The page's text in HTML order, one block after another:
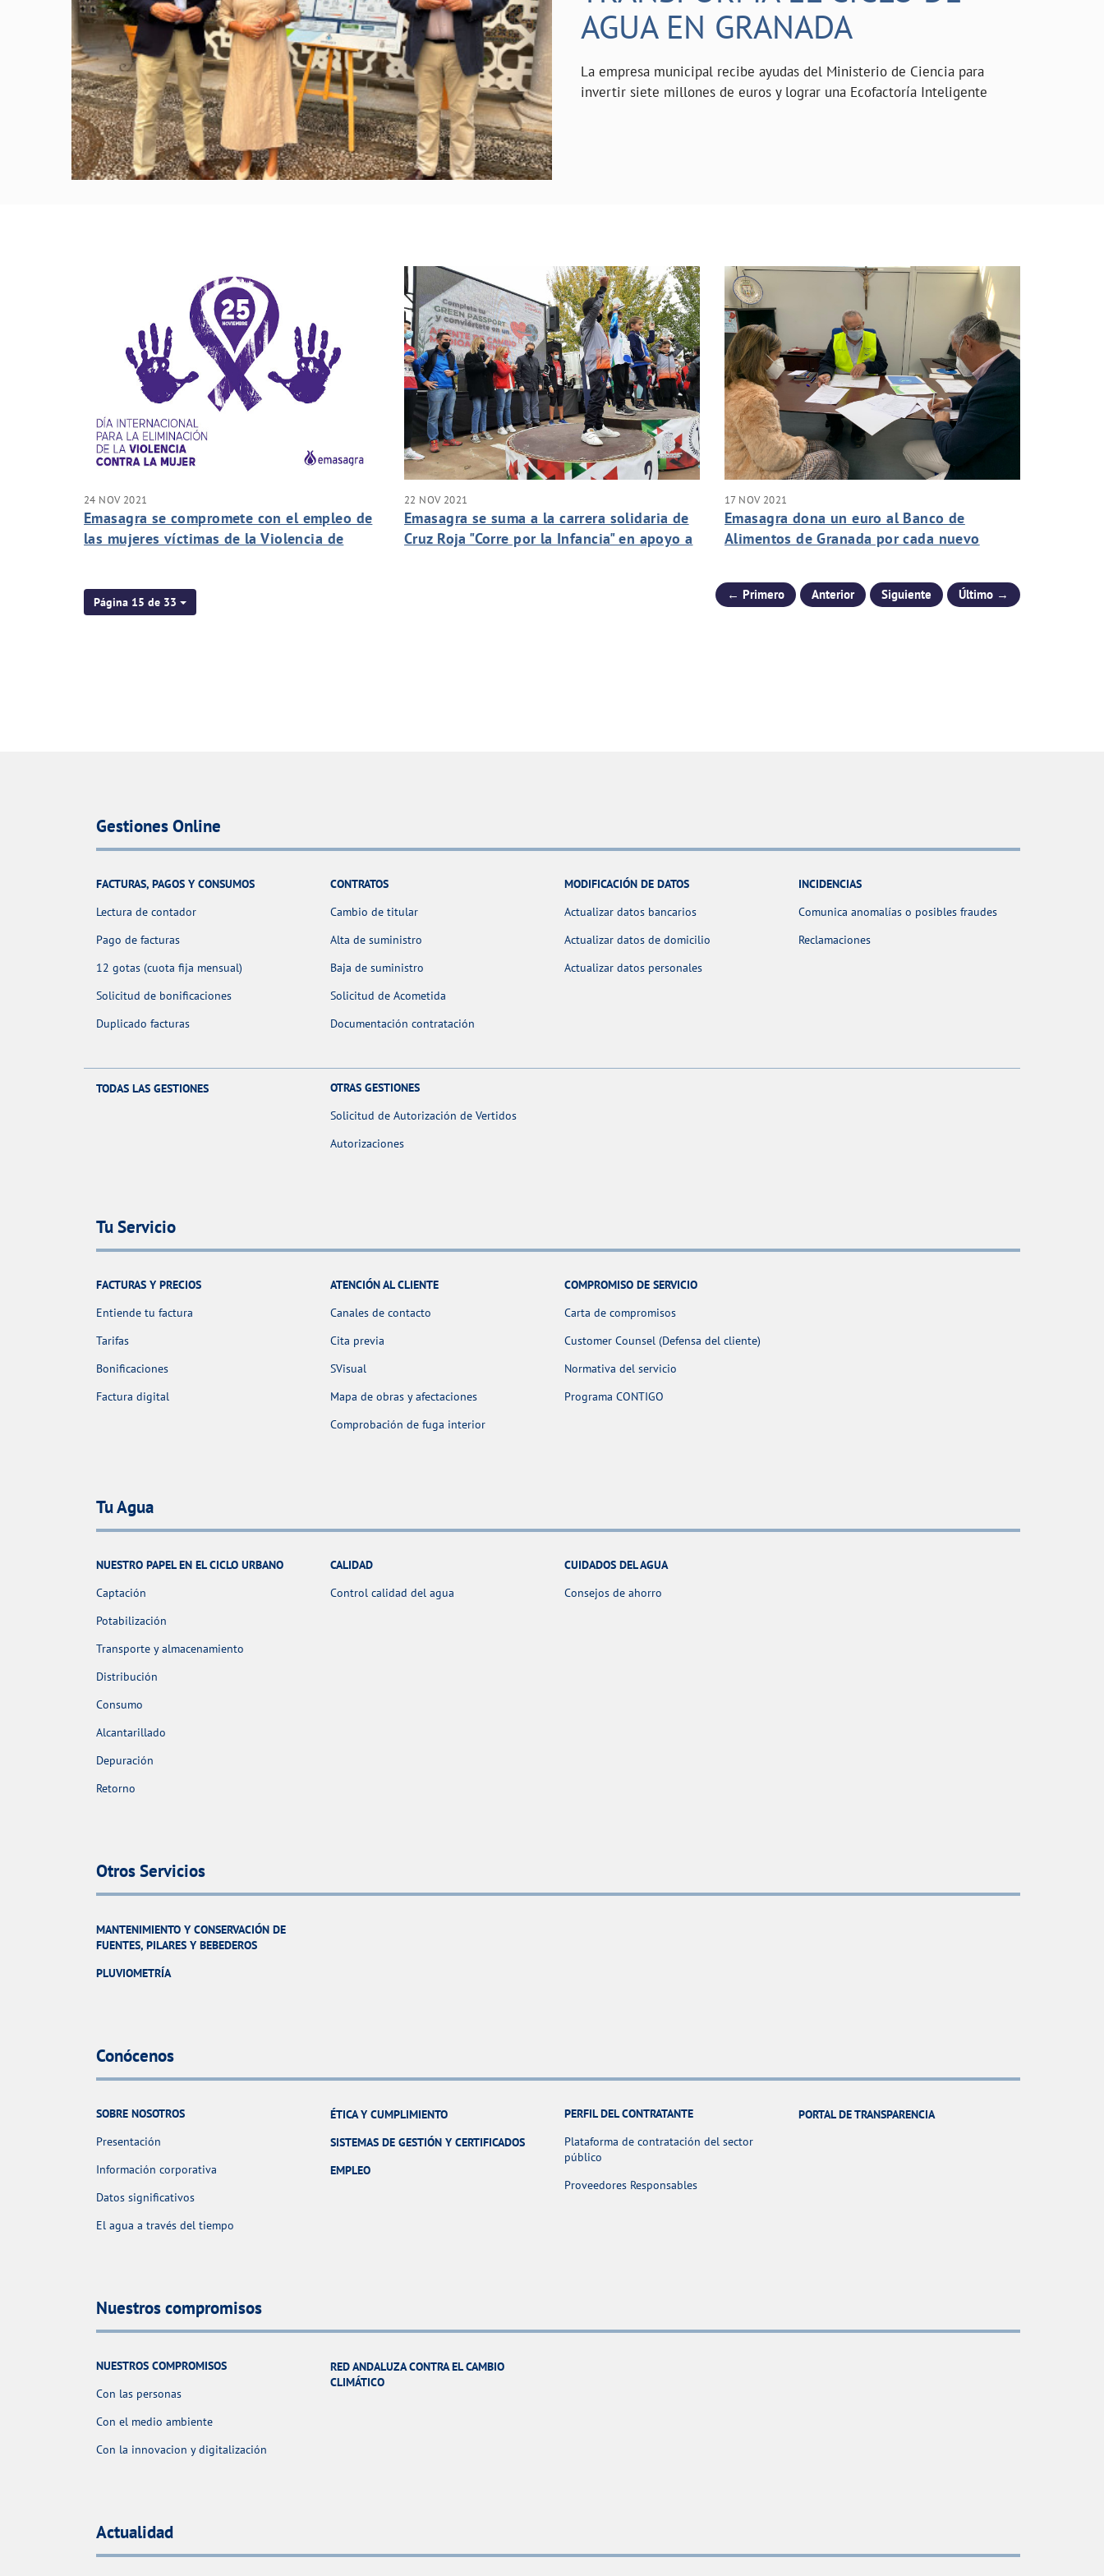
AGUA EN GRANADA
La empresa municipal recibe ayudas del Ministerio de Ciencia para
invertir siete millones de euros y lograr una Ecofactoría Inteligente
24 NOV 2021
Emasagra se compromete con el empleo de
las mujeres víctimas de la Violencia de
22 NOV 2021
Emasagra se suma a la carrera solidaria de
Cruz Roja "Corre por la Infancia" en apoyo a
17 NOV 2021
Emasagra dona un euro al Banco de
Alimentos de Granada por cada nuevo
Página 15 de 33
← Primero Anterior Siguiente Último →
Gestiones Online
FACTURAS, PAGOS Y CONSUMOS
Lectura de contador
Pago de facturas
12 gotas (cuota fija mensual)
Solicitud de bonificaciones
Duplicado facturas
CONTRATOS
Cambio de titular
Alta de suministro
Baja de suministro
Solicitud de Acometida
Documentación contratación
MODIFICACIÓN DE DATOS
Actualizar datos bancarios
Actualizar datos de domicilio
Actualizar datos personales
INCIDENCIAS
Comunica anomalías o posibles fraudes
Reclamaciones
TODAS LAS GESTIONES
OTRAS GESTIONES
Solicitud de Autorización de Vertidos
Autorizaciones
Tu Servicio
FACTURAS Y PRECIOS
Entiende tu factura
Tarifas
Bonificaciones
Factura digital
ATENCIÓN AL CLIENTE
Canales de contacto
Cita previa
SVisual
Mapa de obras y afectaciones
Comprobación de fuga interior
COMPROMISO DE SERVICIO
Carta de compromisos
Customer Counsel (Defensa del cliente)
Normativa del servicio
Programa CONTIGO
Tu Agua
NUESTRO PAPEL EN EL CICLO URBANO
Captación
Potabilización
Transporte y almacenamiento
Distribución
Consumo
Alcantarillado
Depuración
Retorno
CALIDAD
Control calidad del agua
CUIDADOS DEL AGUA
Consejos de ahorro
Otros Servicios
MANTENIMIENTO Y CONSERVACIÓN DE
FUENTES, PILARES Y BEBEDEROS
PLUVIOMETRÍA
Conócenos
SOBRE NOSOTROS
Presentación
Información corporativa
Datos significativos
El agua a través del tiempo
ÉTICA Y CUMPLIMIENTO
SISTEMAS DE GESTIÓN Y CERTIFICADOS
EMPLEO
PERFIL DEL CONTRATANTE
Plataforma de contratación del sector
público
Proveedores Responsables
PORTAL DE TRANSPARENCIA
Nuestros compromisos
NUESTROS COMPROMISOS
Con las personas
Con el medio ambiente
Con la innovacion y digitalización
RED ANDALUZA CONTRA EL CAMBIO
CLIMÁTICO
Actualidad